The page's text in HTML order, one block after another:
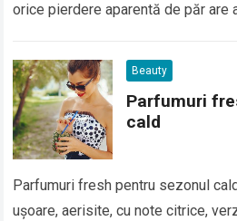
orice pierdere aparentă de păr are
Beauty
Parfumuri
cald
Parfumuri fresh pentru sezonul
ușoare, aerisite, cu note citrice,